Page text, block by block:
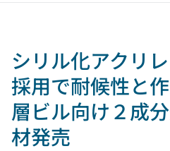
シリル化アクリ
採用で耐候性と
層ビル向け２成
材発売